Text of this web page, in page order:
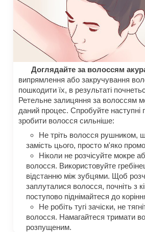
Доглядайте за волоссям
випрямлення або закручування
пошкодити їх, в результаті
Ретельне залицяння за волоссям
даний процес. Спробуйте наступні
зробити волосся сильніше:
Не тріть волосся рушником,
замість цього, просто м'яко
Ніколи не розчісуйте мокре
волосся. Використовуйте
відстанню між зубцями. Щоб
заплуталися волосся, почніть з
поступово піднімайтеся до
Не робіть тугі зачіски, не
волосся. Намагайтеся тримати
розпущеним.